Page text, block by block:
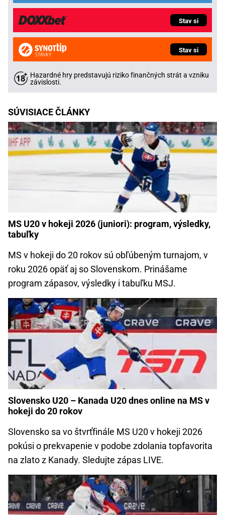
Stav si
Stav si
Hazardné hry predstavujú riziko finančných strát a vzniku
závislosti.
SÚVISIACE ČLÁNKY
MS U20 v hokeji 2026 (juniori): program, výsledky,
tabuľky
MS v hokeji do 20 rokov sú obľúbeným turnajom, v
roku 2026 opäť aj so Slovenskom. Prinášame
program zápasov, výsledky i tabuľku MSJ.
Slovensko U20 – Kanada U20 dnes online na MS v
hokeji do 20 rokov
Slovensko sa vo štvrťfinále MS U20 v hokeji 2026
pokúsi o prekvapenie v podobe zdolania topfavorita
na zlato z Kanady. Sledujte zápas LIVE.